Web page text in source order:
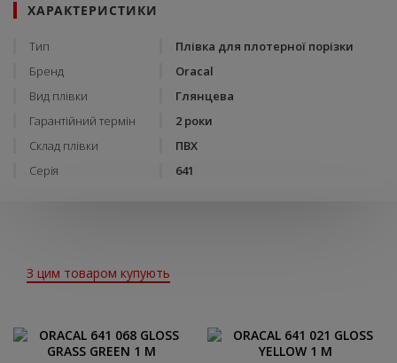
ХАРАКТЕРИСТИКИ
Тип
Плівка для плотерної порізки
Бренд
Oracal
Вид плівки
Глянцева
Гарантійний термін
2 роки
Склад плівки
ПВХ
Серія
641
З цим товаром купують